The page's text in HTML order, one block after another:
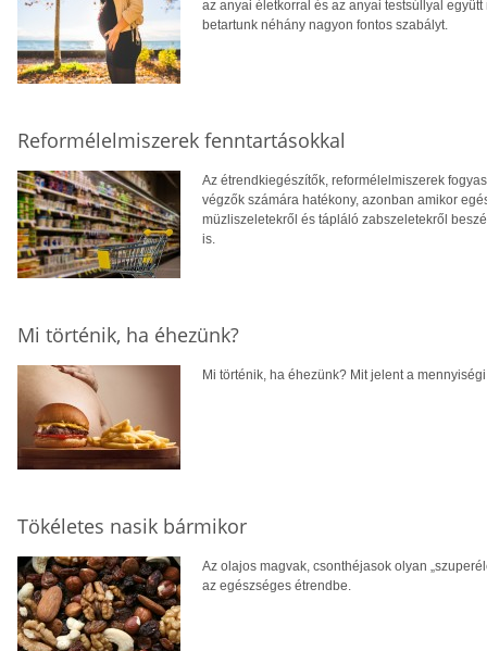
az anyai életkorral és az anyai testsúllyal
betartunk néhány nagyon fontos szabályt.
Reformélelmiszerek fenntartásokkal
Az étrendkiegészítők, reformélelmiszerek
végzők számára hatékony, azonban amikor
müzliszeletekről és tápláló zabszeletekről
is.
Mi történik, ha éhezünk?
Mi történik, ha éhezünk? Mit jelent a
Tökéletes nasik bármikor
Az olajos magvak, csonthéjasok olyan
az egészséges étrendbe.